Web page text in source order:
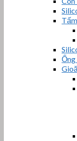
Ống